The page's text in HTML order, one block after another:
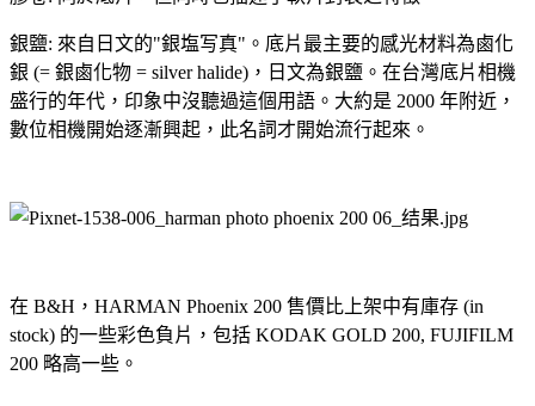
銀鹽: 來自日文的"銀塩写真"。底片最主要的感光材料為鹵化
銀 (= 銀鹵化物 = silver halide)，日文為銀鹽。在台灣底片相機
盛行的年代，印象中沒聽過這個用語。大約是 2000 年附近，
數位相機開始逐漸興起，此名詞才開始流行起來。
在 B&H，HARMAN Phoenix 200 售價比上架中有庫存 (in
stock) 的一些彩色負片，包括 KODAK GOLD 200, FUJIFILM
200 略高一些。